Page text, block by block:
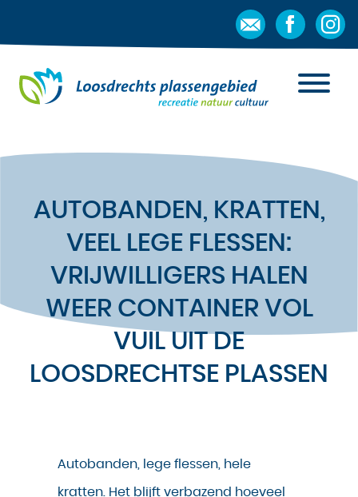
AUTOBANDEN, KRATTEN,
VEEL LEGE FLESSEN:
VRIJWILLIGERS HALEN
WEER CONTAINER VOL
VUIL UIT DE
LOOSDRECHTSE PLASSEN
Autobanden, lege flessen, hele
kratten. Het blijft verbazend hoeveel